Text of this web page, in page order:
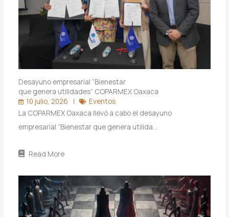
Desayuno empresarial “Bienestar
que genera utilidades” COPARMEX Oaxaca
10 julio, 2026
Eventos
La COPARMEX Oaxaca llevó a cabo el desayuno
empresarial “Bienestar que genera utilida…
Read More